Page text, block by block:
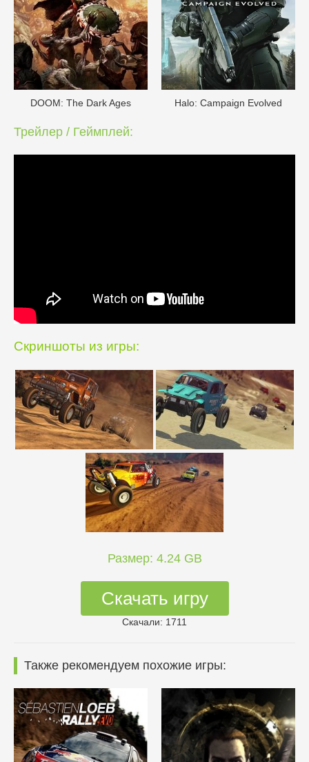
DOОM: The Dark Ages Halo: Campaign Evolved
Трейлер / Геймплей:
Скриншоты из игры:
Размер: 4.24 GB
Скачать игру
Скачали: 1711
Также рекомендуем похожие игры: